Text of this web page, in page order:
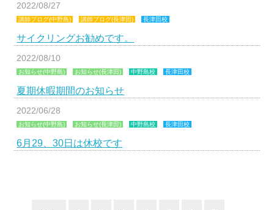
2022/08/27
講師ブログ(中野島) 講師ブログ(長津田) 長津田校
サイクリングお勧めです。
2022/08/10
お知らせ(中野島) お知らせ(長津田) 中野島校 長津田校
夏期休暇期間のお知らせ
2022/06/28
お知らせ(中野島) お知らせ(長津田) 中野島校 長津田校
6月29、30日は休校です